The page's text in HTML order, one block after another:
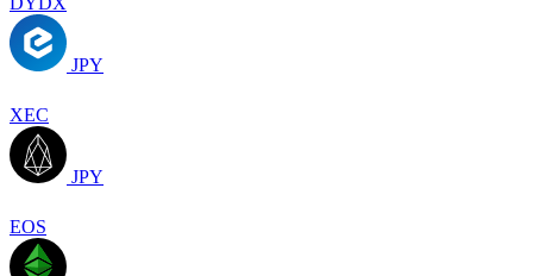
JPY
XEC
JPY
EOS